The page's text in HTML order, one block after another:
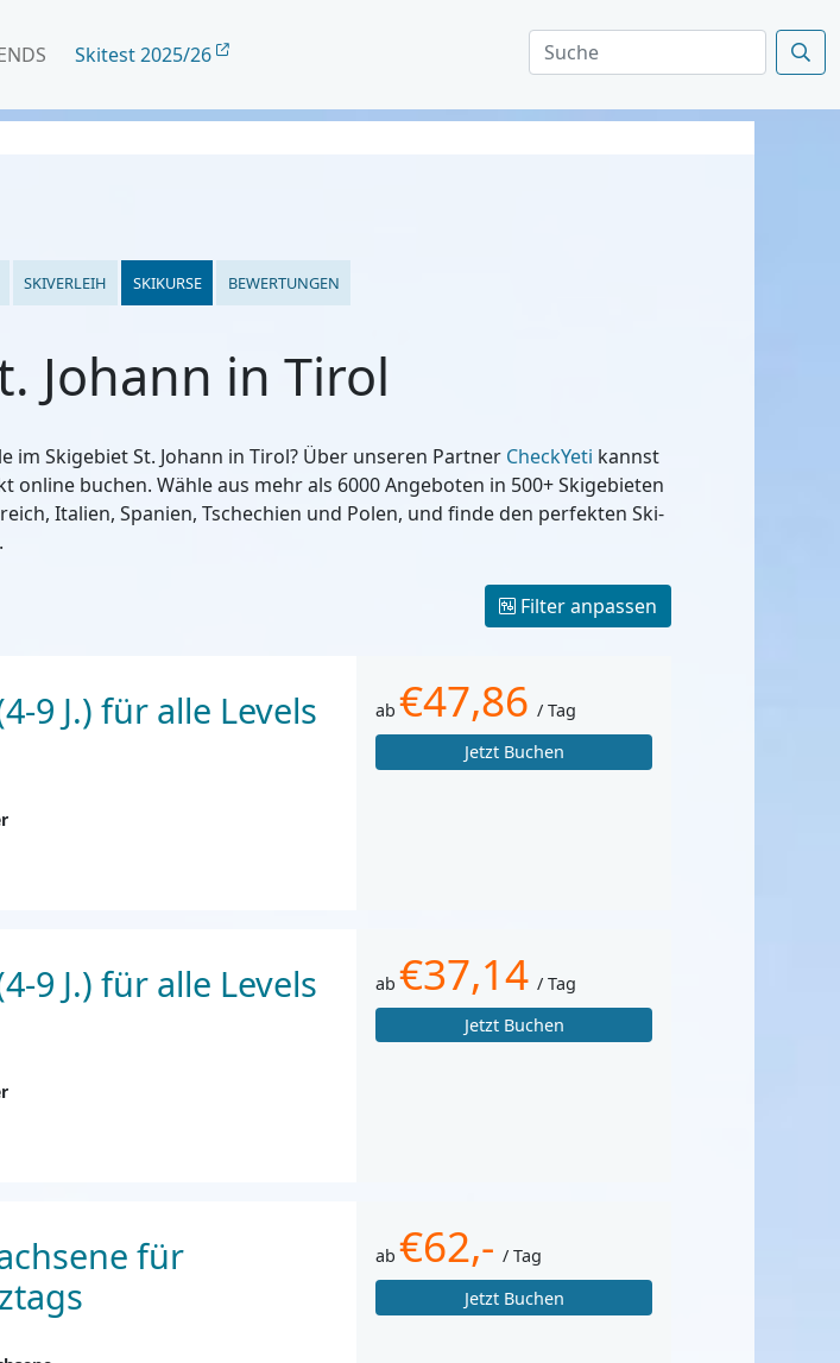
Skitest 2025/26
SKIVERLEIH SKIKURSE BEWERTUNGEN
Johann in Tirol
im Skigebiet St. Johann in Tirol? Über unseren Partner CheckYeti kannst
online buchen. Wähle aus mehr als 6000 Angeboten in 500+ Skigebieten
Italien, Spanien, Tschechien und Polen, und finde den perfekten Ski-
Filter anpassen
9 J.) für alle Levels
ab €47,86 / Tag
Jetzt Buchen
9 J.) für alle Levels
ab €37,14 / Tag
Jetzt Buchen
für
ab €62,- / Tag
Jetzt Buchen